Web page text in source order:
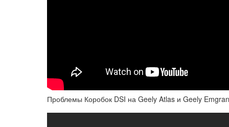
Проблемы Коробок DSI на Geely Atlas и Geely